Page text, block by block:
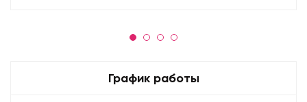
График работы